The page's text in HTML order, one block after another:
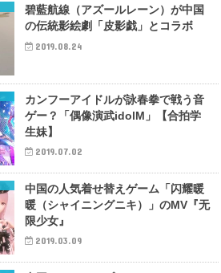
碧藍航線（アズールレーン）が中国
の伝統影絵劇「皮影戯」とコラボ
2019.08.24
カンフーアイドルが詠春拳で戦う音
ゲー？「偶像演武idolM」【合拍学
生妹】
2019.07.02
中国の人気着せ替えゲーム「闪耀暖
暖（シャイニングニキ）」のMV『无
限少女』
2019.03.09